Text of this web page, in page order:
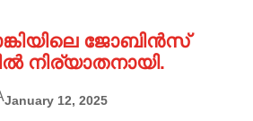
ജോബിൻസ്
നിര്യാതനായി.
January 12, 2025